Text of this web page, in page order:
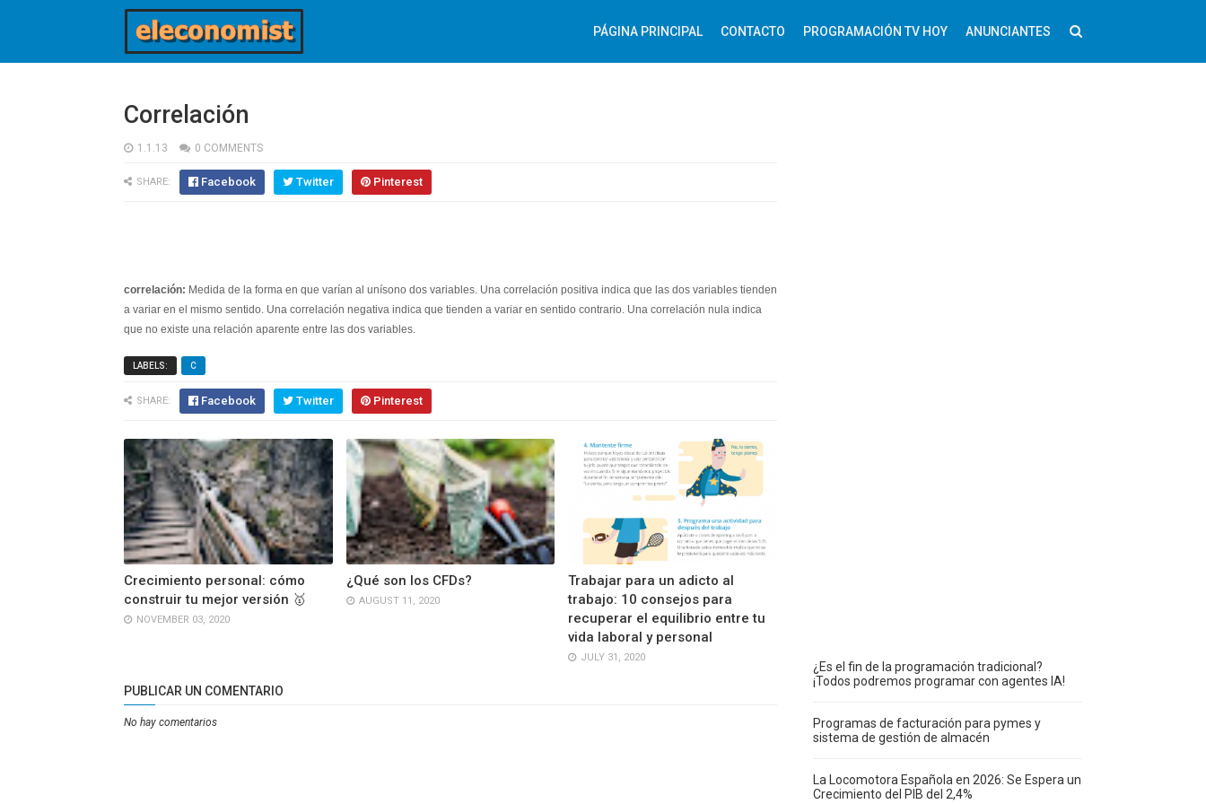
PÁGINA PRINCIPAL CONTACTO PROGRAMACIÓN TV HOY ANUNCIANTES
Correlación
1.1.13 0 COMMENTS
SHARE: Facebook Twitter Pinterest
correlación: Medida de la forma en que varían al unísono dos variables. Una correlación positiva indica que las dos variables tienden
a variar en el mismo sentido. Una correlación negativa indica que tienden a variar en sentido contrario. Una correlación nula indica
que no existe una relación aparente entre las dos variables.
LABELS: C
SHARE: Facebook Twitter Pinterest
Crecimiento personal: cómo
construir tu mejor versión 🥇
NOVEMBER 03, 2020
¿Qué son los CFDs?
AUGUST 11, 2020
Trabajar para un adicto al
trabajo: 10 consejos para
recuperar el equilibrio entre tu
vida laboral y personal
JULY 31, 2020
PUBLICAR UN COMENTARIO
No hay comentarios
¿Es el fin de la programación tradicional?
¡Todos podremos programar con agentes IA!
Programas de facturación para pymes y
sistema de gestión de almacén
La Locomotora Española en 2026: Se Espera un
Crecimiento del PIB del 2,4%